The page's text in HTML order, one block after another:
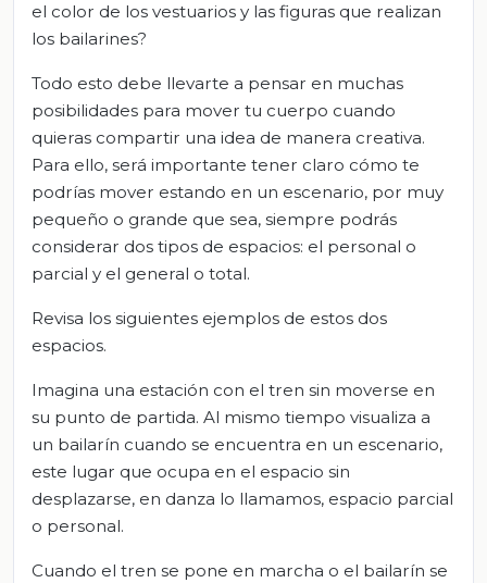
el color de los vestuarios y las figuras que realizan
los bailarines?
Todo esto debe llevarte a pensar en muchas
posibilidades para mover tu cuerpo cuando
quieras compartir una idea de manera creativa.
Para ello, será importante tener claro cómo te
podrías mover estando en un escenario, por muy
pequeño o grande que sea, siempre podrás
considerar dos tipos de espacios: el personal o
parcial y el general o total.
Revisa los siguientes ejemplos de estos dos
espacios.
Imagina una estación con el tren sin moverse en
su punto de partida. Al mismo tiempo visualiza a
un bailarín cuando se encuentra en un escenario,
este lugar que ocupa en el espacio sin
desplazarse, en danza lo llamamos, espacio parcial
o personal.
Cuando el tren se pone en marcha o el bailarín se